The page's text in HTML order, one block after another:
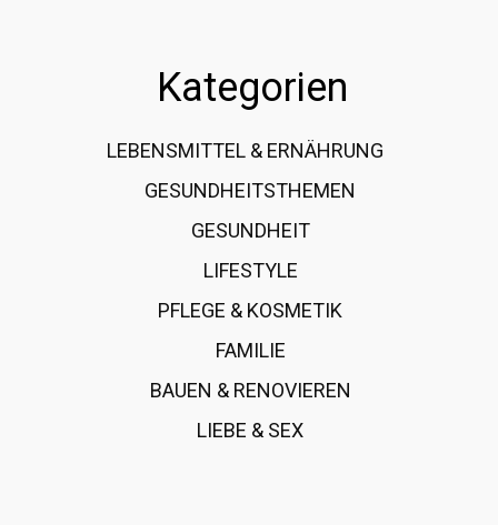
Kategorien
LEBENSMITTEL & ERNÄHRUNG
GESUNDHEITSTHEMEN
GESUNDHEIT
LIFESTYLE
PFLEGE & KOSMETIK
FAMILIE
BAUEN & RENOVIEREN
LIEBE & SEX